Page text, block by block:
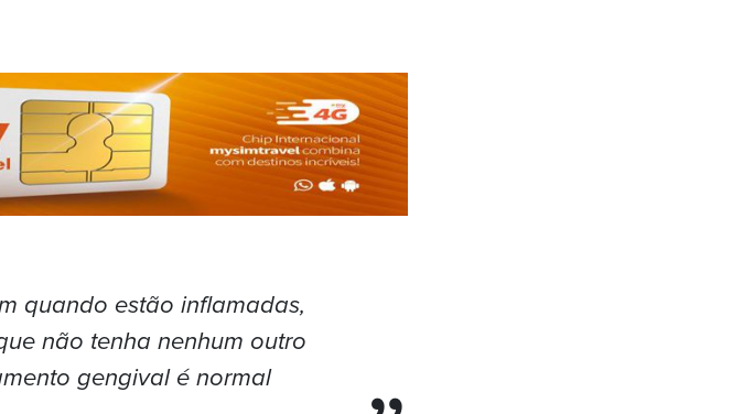
quando estão inflamadas,
não tenha nenhum outro
gengival é normal